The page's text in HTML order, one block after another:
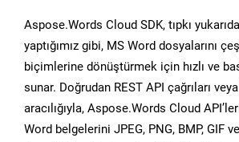
Aspose.Words Cloud SDK, tıpkı
yaptığımız gibi, MS Word dosyalarını
biçimlerine dönüştürmek için hızlı ve
sunar. Doğrudan REST API çağrıları veya
aracılığıyla, Aspose.Words Cloud
Word belgelerini JPEG, PNG, BMP, GIF